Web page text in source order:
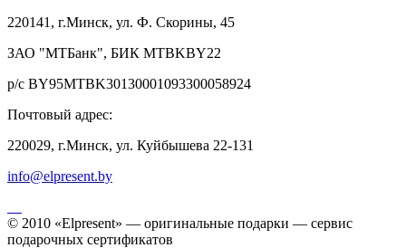
220141, г.Минск, ул. Ф. Скорины, 45
ЗАО "МТБанк", БИК MTBKBY22
р/с BY95MTBK30130001093300058924
Почтовый адрес:
220029, г.Минск, ул. Куйбышева 22-131
info@elpresent.by
© 2010 «Elpresent» — оригинальные подарки — сервис
подарочных сертификатов